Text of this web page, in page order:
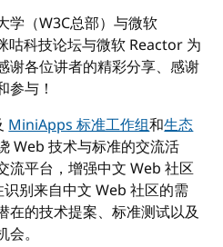
学（W3C总部）与微软
咕科技论坛与微软 Reactor 为
谢各位讲者的精彩分享、感谢
参与！
MiniApps 标准工作组和生态
Web 技术与标准的交流活
流平台，增强中文 Web 社区
别来自中文 Web 社区的需
在的技术提案、标准测试以及
。